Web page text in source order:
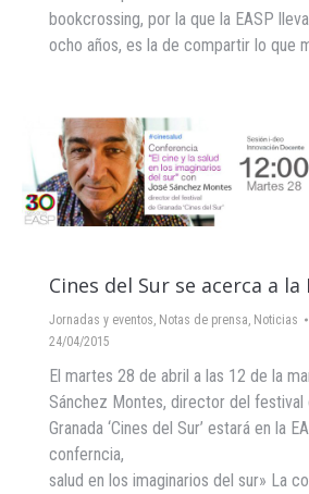
bookcrossing, por la que la EASP
ocho años, es la de compartir lo que
Cines del Sur se acerca a la
Jornadas y eventos Notas de prensa Noticias
24/04/2015
El martes 28 de abril a las 12 de la
Sánchez Montes, director del festival
Granada ‘Cines del Sur’ estará en la
conferncia, «El
salud en los imaginarios del sur» La